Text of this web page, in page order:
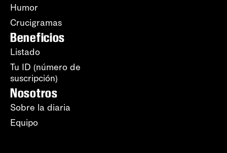
Humor
Crucigramas
Beneficios
Listado
Tu ID (número de
suscripción)
Nosotros
Sobre la diaria
Equipo